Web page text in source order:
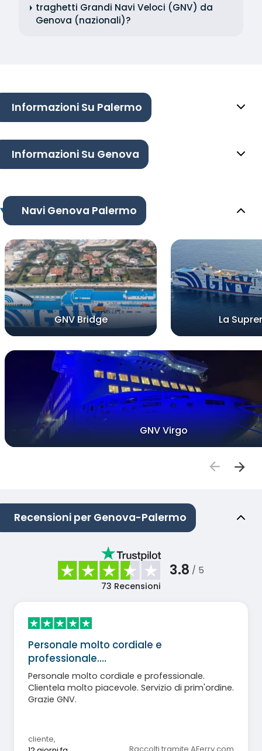
traghetti Grandi Navi Veloci (GNV) da
Genova (nazionali)?
Informazioni Su Palermo
Informazioni Su Genova
Navi Genova Palermo
GNV Bridge La
GNV Virgo
Recensioni per Genova-Palermo
3.8 / 5
73 Recensioni
Personale molto cordiale e
professionale.…
Personale molto cordiale e professionale.
Clientela molto piacevole. Servizio di prim'ordine.
Grazie GNV.
cliente,